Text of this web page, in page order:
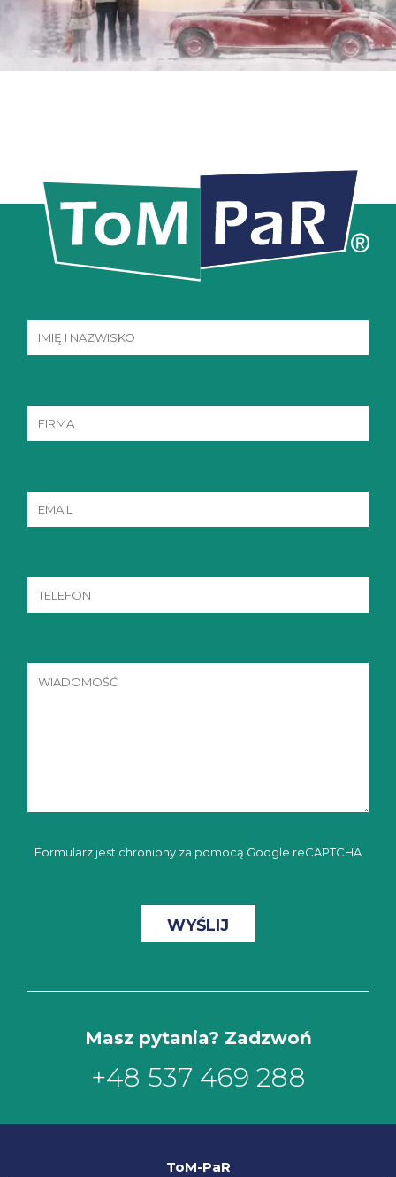
Formularz jest chroniony za pomocą Google reCAPTCHA
Masz pytania? Zadzwoń
+48 537 469 288
ToM-PaR